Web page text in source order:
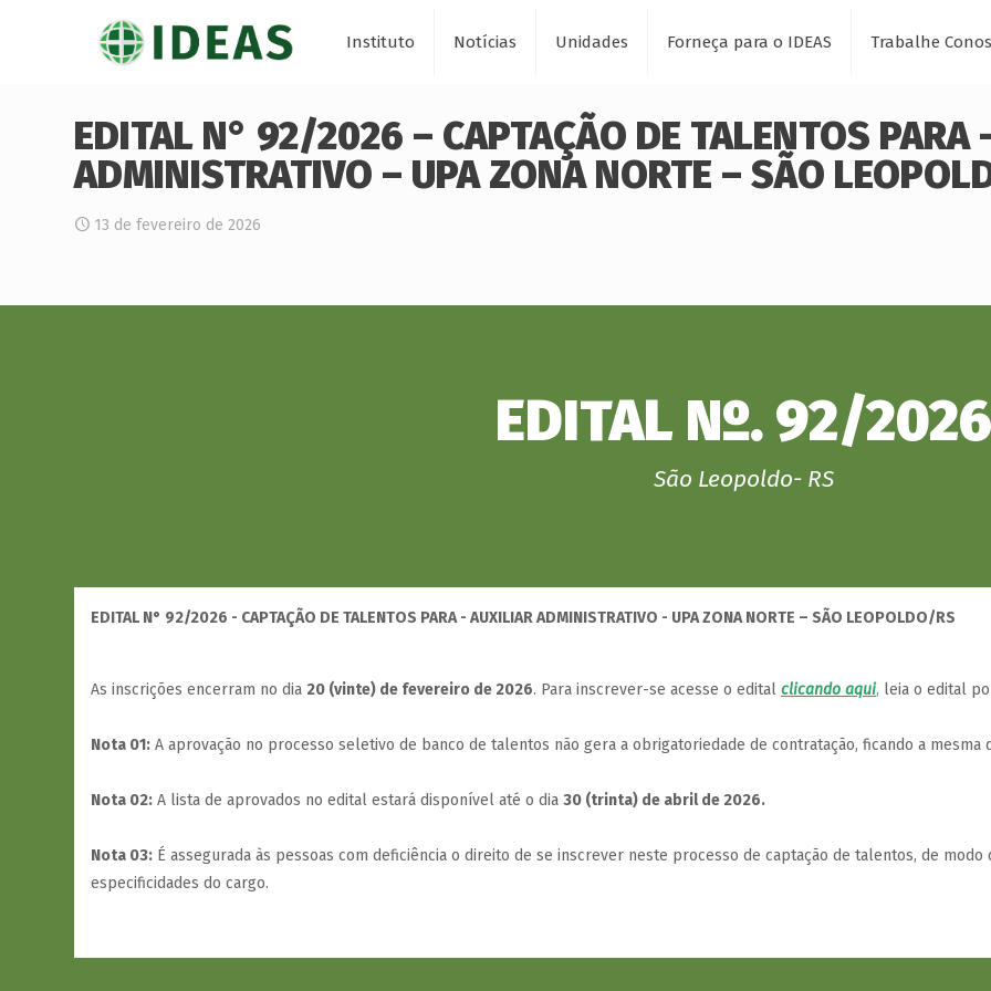
Instituto Notícias Unidades Forneça para o IDEAS Trabalhe
EDITAL N° 92/2026 – CAPTAÇÃO DE TALENTOS PARA
ADMINISTRATIVO – UPA ZONA NORTE – SÃO
13 de fevereiro de 2026
EDITAL Nº. 92/2026
São Leopoldo- RS
EDITAL N° 92/2026 - CAPTAÇÃO DE TALENTOS PARA - AUXILIAR ADMINISTRATIVO - UPA ZONA NORTE – SÃO LEOPOLDO/RS
As inscrições encerram no dia 20 (vinte) de fevereiro de 2026. Para inscrever-se acesse o edital clicando aqui, leia o edital
Nota 01: A aprovação no processo seletivo de banco de talentos não gera a obrigatoriedade de contratação, ficando a mesma
Nota 02: A lista de aprovados no edital estará disponível até o dia 30 (trinta) de abril de 2026.
Nota 03: É assegurada às pessoas com deficiência o direito de se inscrever neste processo de captação de talentos, de
especificidades do cargo.